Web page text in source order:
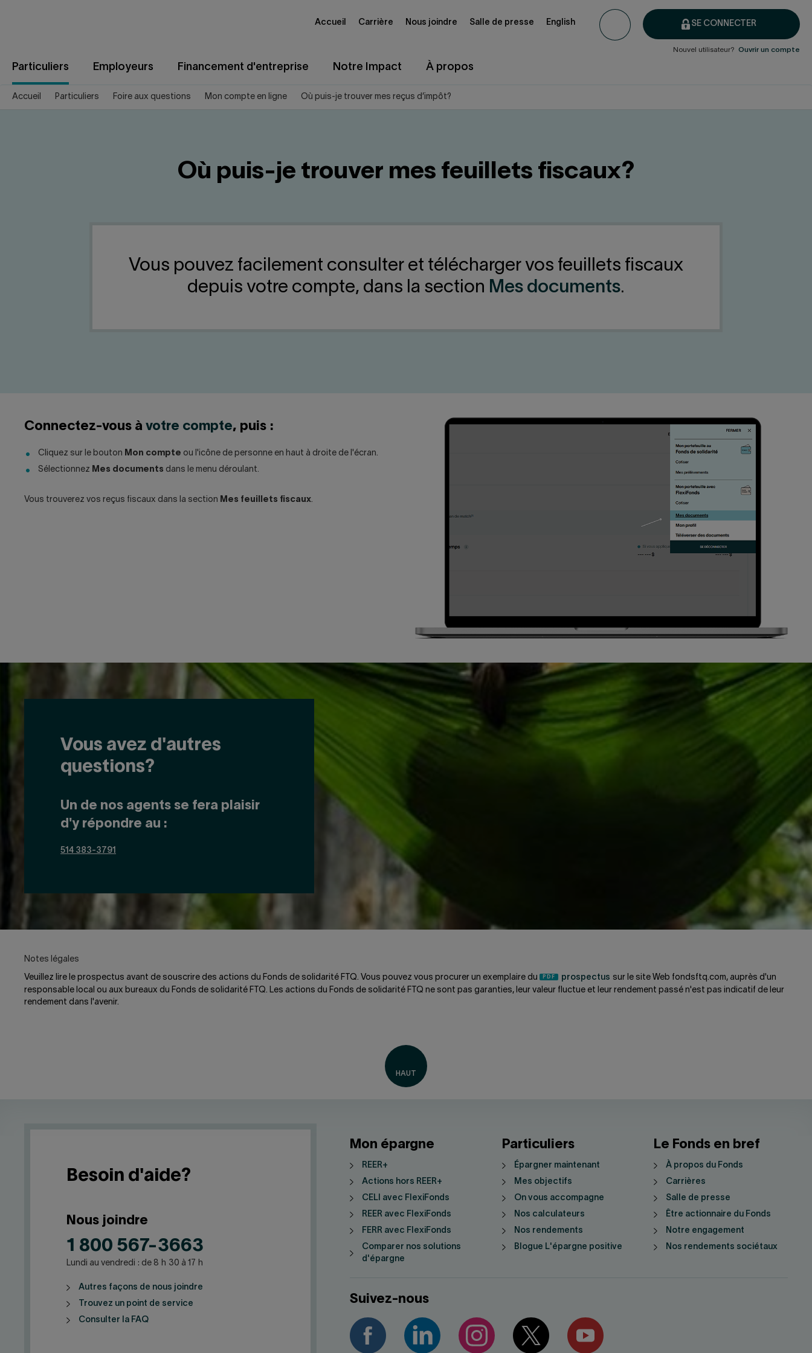
SE CONNECTER
Particuliers Employeurs Financement d'entreprise Notre Impact À propos
Nouvel utilisateur? Ouvrir un compte
Accueil Carrière Nous joindre Salle de presse English
Accueil Particuliers Foire aux questions Mon compte en ligne Où puis-je trouver mes reçus d’impôt?
Où puis-je trouver mes feuillets fiscaux?
Vous pouvez facilement consulter et télécharger vos feuillets fiscaux
depuis votre compte, dans la section Mes documents.
Connectez-vous à votre compte, puis :
Cliquez sur le bouton Mon compte ou l'icône de personne en haut à droite de l'écran.
Sélectionnez Mes documents dans le menu déroulant.
Vous trouverez vos reçus fiscaux dans la section Mes feuillets fiscaux.
Vous avez d'autres
questions?
Un de nos agents se fera plaisir
d'y répondre au :
514 383-3791
Notes légales
Veuillez lire le prospectus avant de souscrire des actions du Fonds de solidarité FTQ. Vous pouvez vous procurer un exemplaire du prospectus sur le site Web fondsftq.com, auprès d'un
responsable local ou aux bureaux du Fonds de solidarité FTQ. Les actions du Fonds de solidarité FTQ ne sont pas garanties, leur valeur fluctue et leur rendement passé n'est pas indicatif de leur
rendement dans l'avenir.
Besoin d'aide?
Nous joindre
1 800 567-3663
Lundi au vendredi : de 8 h 30 à 17 h
Autres façons de nous joindre
Trouvez un point de service
Consulter la FAQ
Mon épargne
REER+
Actions hors REER+
CELI avec FlexiFonds
REER avec FlexiFonds
FERR avec FlexiFonds
Comparer nos solutions
d'épargne
Particuliers
Épargner maintenant
Mes objectifs
On vous accompagne
Nos calculateurs
Nos rendements
Blogue L'épargne positive
Le Fonds en bref
À propos du Fonds
Carrières
Salle de presse
Être actionnaire du Fonds
Notre engagement
Nos rendements sociétaux
Suivez-nous